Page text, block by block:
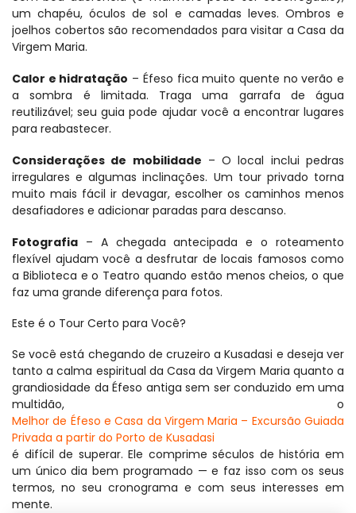
um chapéu, óculos de sol e camadas leves. Ombros e
joelhos cobertos são recomendados para visitar a Casa da
Virgem Maria.
Calor e hidratação – Éfeso fica muito quente no verão e
a sombra é limitada. Traga uma garrafa de água
reutilizável; seu guia pode ajudar você a encontrar lugares
para reabastecer.
Considerações de mobilidade – O local inclui pedras
irregulares e algumas inclinações. Um tour privado torna
muito mais fácil ir devagar, escolher os caminhos menos
desafiadores e adicionar paradas para descanso.
Fotografia – A chegada antecipada e o roteamento
flexível ajudam você a desfrutar de locais famosos como
a Biblioteca e o Teatro quando estão menos cheios, o que
faz uma grande diferença para fotos.
Este é o Tour Certo para Você?
Se você está chegando de cruzeiro a Kusadasi e deseja ver
tanto a calma espiritual da Casa da Virgem Maria quanto a
grandiosidade da Éfeso antiga sem ser conduzido em uma
multidão, o
Melhor de Éfeso e Casa da Virgem Maria – Excursão Guiada
Privada a partir do Porto de Kusadasi
é difícil de superar. Ele comprime séculos de história em
um único dia bem programado — e faz isso com os seus
termos, no seu cronograma e com seus interesses em
mente.